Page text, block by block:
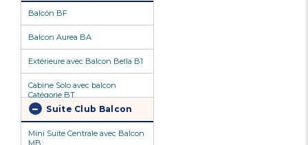
Balcón BF
Balcon Aurea BA
Extérieure avec Balcon Bella B1
Cabine Solo avec balcon
Catégorie BT
Suite Club Balcon
Mini Suite Centrale avec Balcon
MB